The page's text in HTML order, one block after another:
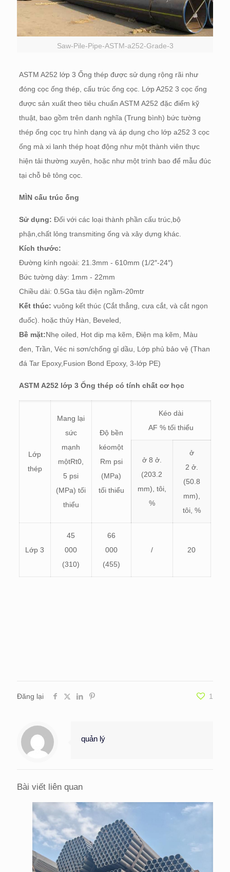
Saw-Pile-Pipe-ASTM-a252-Grade-3
ASTM A252 lớp 3 Ống thép được sử dụng rộng rãi như
đóng cọc ống thép, cấu trúc ống cọc. Lớp A252 3 cọc ống
được sản xuất theo tiêu chuẩn ASTM A252 đặc điểm kỹ
thuật, bao gồm trên danh nghĩa (Trung bình) bức tường
thép ống cọc trụ hình dạng và áp dụng cho lớp a252 3 cọc
ống mà xi lanh thép hoạt động như một thành viên thực
hiện tải thường xuyên, hoặc như một trình bao để mẫu đúc
tại chỗ bê tông cọc.
MÌN cấu trúc ống
Sử dụng: Đối với các loại thành phần cấu trúc,bộ
phận,chất lỏng transmiting ống và xây dựng khác.
Kích thước:
Đường kính ngoài: 21.3mm - 610mm (1/2″-24″)
Bức tường dày: 1mm - 22mm
Chiều dài: 0.5Ga tàu điện ngầm-20mtr
Kết thúc: vuông kết thúc (Cắt thẳng, cưa cắt, và cắt ngọn
đuốc). hoặc thủy Hàn, Beveled,
Bề mặt:Nhẹ oiled, Hot dip mạ kẽm, Điện mạ kẽm, Màu
đen, Trần, Véc ni sơn/chống gỉ dầu, Lớp phủ bảo vệ (Than
đá Tar Epoxy,Fusion Bond Epoxy, 3-lớp PE)
ASTM A252 lớp 3 Ống thép có tính chất cơ học
Lớp
thép
Mang lại
sức
mạnh
mộtRt0,
5 psi
(MPa) tối
thiểu
Độ bền
kéomột
Rm psi
(MPa)
tối thiểu
Kéo dài
AF % tối thiểu
ở 8 ở.
(203.2
mm), tôi,
%
ở
2 ở.
(50.8
mm),
tôi, %
Lớp 3
45
000
(310)
66
000
(455)
/ 20
Đăng lại 1
quản lý
Bài viết liên quan